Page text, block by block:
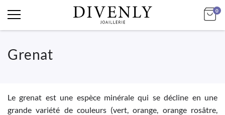
0
Grenat
Le grenat est une espèce minérale qui se décline en une
grande variété de couleurs (vert, orange, orange rosâtre,